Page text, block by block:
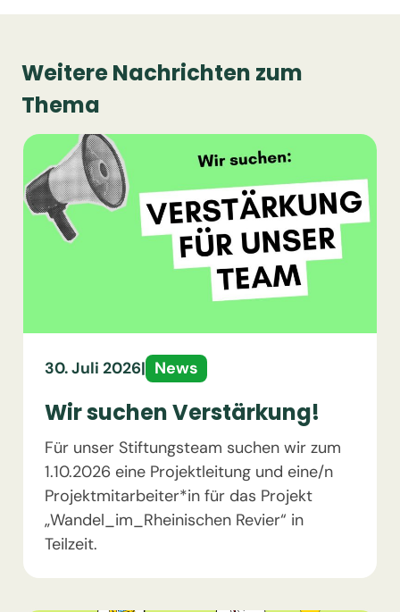
Weitere Nachrichten zum
Thema
30. Juli 2026| News
Wir suchen Verstärkung!
Für unser Stiftungsteam suchen wir zum
1.10.2026 eine Projektleitung und eine/n
Projektmitarbeiter*in für das Projekt
„Wandel_im_Rheinischen Revier“ in
Teilzeit.